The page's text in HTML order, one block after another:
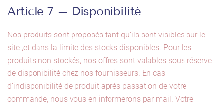
Article 7 – Disponibilité
Nos produits sont proposés tant qu’ils sont visibles sur le
site ,et dans la limite des stocks disponibles. Pour les
produits non stockés, nos offres sont valables sous réserve
de disponibilité chez nos fournisseurs. En cas
d’indisponibilité de produit après passation de votre
commande, nous vous en informerons par mail. Votre